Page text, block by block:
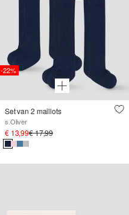
-22%
Set van 2 maillots
s.Oliver
€ 13,99€ 17,99